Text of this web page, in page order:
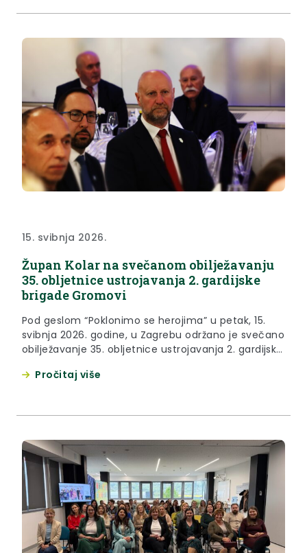
15. svibnja 2026.
Župan Kolar na svečanom obilježavanju
35. obljetnice ustrojavanja 2. gardijske
brigade Gromovi
Pod geslom “Poklonimo se herojima” u petak, 15.
svibnja 2026. godine, u Zagrebu održano je svečano
obilježavanje 35. obljetnice ustrojavanja 2. gardijske
na svečanosti uoči koje je kazao kako je, i nakon
Pročitaj više